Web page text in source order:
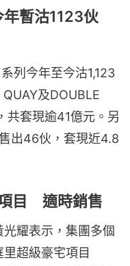
年暫沽1123伙
列今年至今沽1,123
及DOUBLE
共套現逾41億元。另
出46伙，套現近4.8
目 適時銷售
耀表示，集團多個
超級豪宅項目